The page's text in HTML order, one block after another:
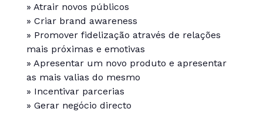
» Atrair novos públicos
» Criar brand awareness
» Promover fidelização através de relações
mais próximas e emotivas
» Apresentar um novo produto e apresentar
as mais valias do mesmo
» Incentivar parcerias
» Gerar negócio directo